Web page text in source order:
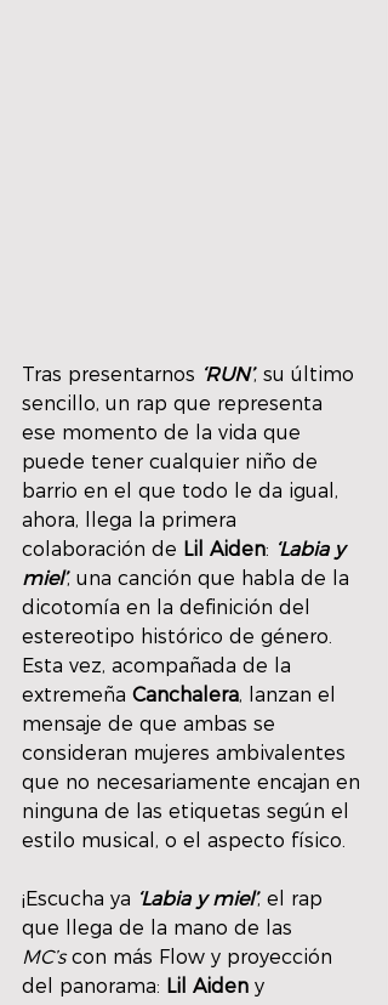
Tras presentarnos ‘RUN’, su último
sencillo, un rap que representa
ese momento de la vida que
puede tener cualquier niño de
barrio en el que todo le da igual,
ahora, llega la primera
colaboración de Lil Aiden: ‘Labia y
miel’, una canción que habla de la
dicotomía en la definición del
estereotipo histórico de género.
Esta vez, acompañada de la
extremeña Canchalera, lanzan el
mensaje de que ambas se
consideran mujeres ambivalentes
que no necesariamente encajan en
ninguna de las etiquetas según el
estilo musical, o el aspecto físico.
¡Escucha ya ‘Labia y miel’, el rap
que llega de la mano de las
MC’s con más Flow y proyección
del panorama: Lil Aiden y